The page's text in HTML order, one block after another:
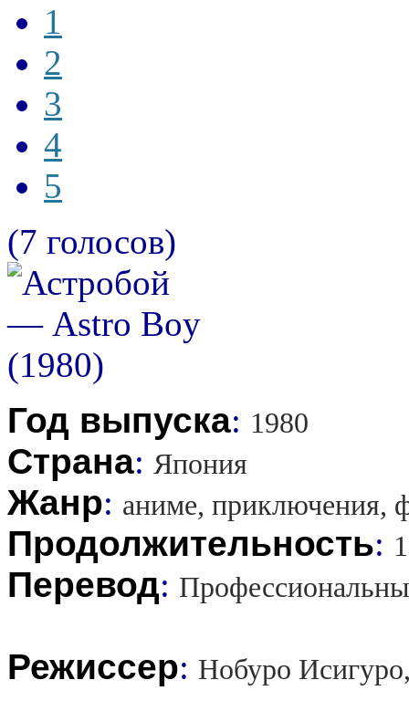
1
2
3
4
5
(7 голосов)
Год выпуска: 1980
Страна: Япония
Жанр: аниме, приключения,
Продолжительность:
Перевод:
Режиссер: Нобуро